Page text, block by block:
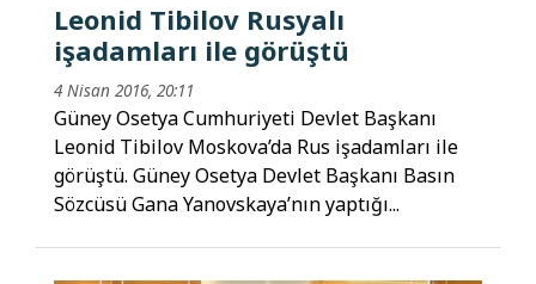
Leonid Tibilov Rusyalı
işadamları ile görüştü
4 Nisan 2016, 20:11
Güney Osetya Cumhuriyeti Devlet Başkanı
Leonid Tibilov Moskova’da Rus işadamları ile
görüştü. Güney Osetya Devlet Başkanı Basın
Sözcüsü Gana Yanovskaya’nın yaptığı...